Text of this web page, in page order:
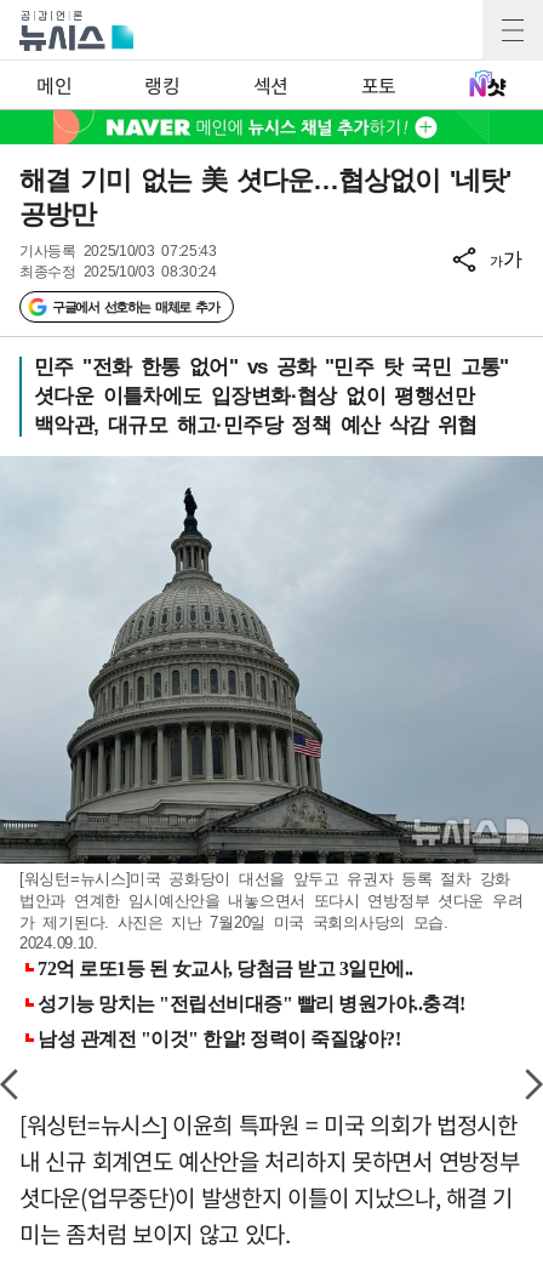
메인 랭킹 섹션 포토
해결 기미 없는 美 셧다운…협상없이 '네탓'
공방만
기사등록 2025/10/03 07:25:43
최종수정 2025/10/03 08:30:24
구글에서 선호하는 매체로 추가
가가
민주 "전화 한통 없어" vs 공화 "민주 탓 국민 고통"
셧다운 이틀차에도 입장변화·협상 없이 평행선만
백악관, 대규모 해고·민주당 정책 예산 삭감 위협
[워싱턴=뉴시스]미국 공화당이 대선을 앞두고 유권자 등록 절차 강화
법안과 연계한 임시예산안을 내놓으면서 또다시 연방정부 셧다운 우려
가 제기된다. 사진은 지난 7월20일 미국 국회의사당의 모습.
2024.09.10.
[워싱턴=뉴시스] 이윤희 특파원 = 미국 의회가 법정시한
내 신규 회계연도 예산안을 처리하지 못하면서 연방정부
셧다운(업무중단)이 발생한지 이틀이 지났으나, 해결 기
미는 좀처럼 보이지 않고 있다.